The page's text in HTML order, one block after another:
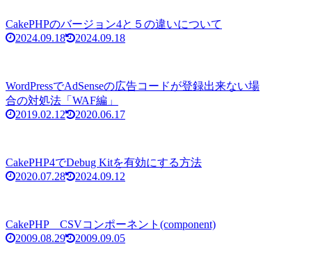
CakePHPのバージョン4と５の違いについて
2024.09.18
2024.09.18
WordPressでAdSenseの広告コードが登録出来ない場
合の対処法「WAF編」
2019.02.12
2020.06.17
CakePHP4でDebug Kitを有効にする方法
2020.07.28
2024.09.12
CakePHP CSVコンポーネント(component)
2009.08.29
2009.09.05